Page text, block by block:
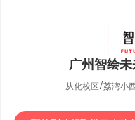
广州智绘
从化校区/荔湾小